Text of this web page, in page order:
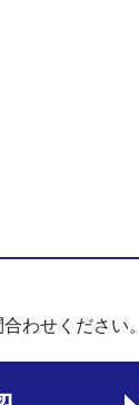
わせください。